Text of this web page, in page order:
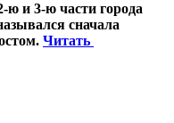
и 3-ю части города
сначала
Читать